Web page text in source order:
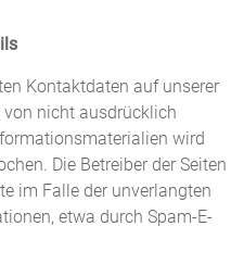
Kontaktdaten auf unserer
von nicht ausdrücklich
wird
Die Betreiber der Seiten
im Falle der unverlangten
etwa durch Spam-E-